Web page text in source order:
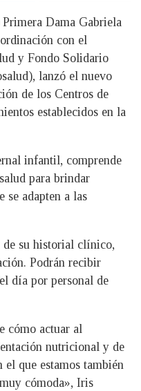
Dama Gabriela
con el
y Fondo Solidario
lanzó el nuevo
de los Centros de
establecidos en la
infantil, comprende
para brindar
se adapten a las
su historial clínico,
Podrán recibir
día por personal de
cómo actuar al
nutricional y de
el que estamos también
cómoda», Iris